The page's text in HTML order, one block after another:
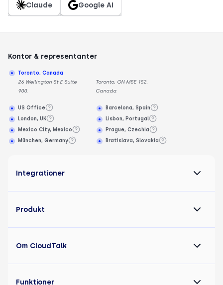
Claude Google AI
Kontor & representanter
Toronto, Canada
26 Wellington St E Suite
900,
Toronto, ON M5E 1S2,
Canada
US Office
London, UK
Mexico City, Mexico
München, Germany
Barcelona, Spain
Lisbon, Portugal
Prague, Czechia
Bratislava, Slovakia
Integrationer
Produkt
Om CloudTalk
Funktioner